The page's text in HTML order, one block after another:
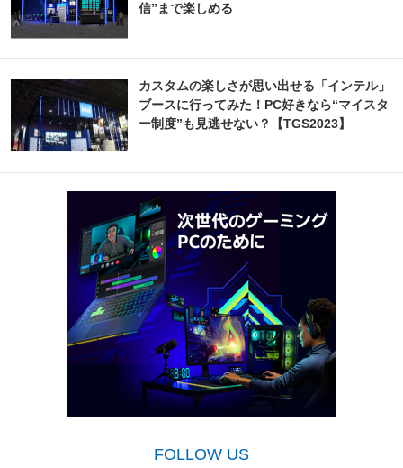
信”まで楽しめる
カスタムの楽しさが思い出せる「インテル」
ブースに行ってみた！PC好きなら“マイスタ
ー制度”も見逃せない？【TGS2023】
FOLLOW US